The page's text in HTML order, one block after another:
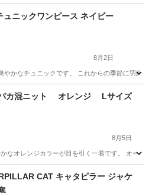
ュニックワンピース ネイビー
8月2日
やかなチュニックです。 これからの季節に羽
ンピース
カ混ニット オレンジ Lサイズ
8月5日
なオレンジカラーが目を引く一着です。 オー
CAT キャタピラー ジャケ